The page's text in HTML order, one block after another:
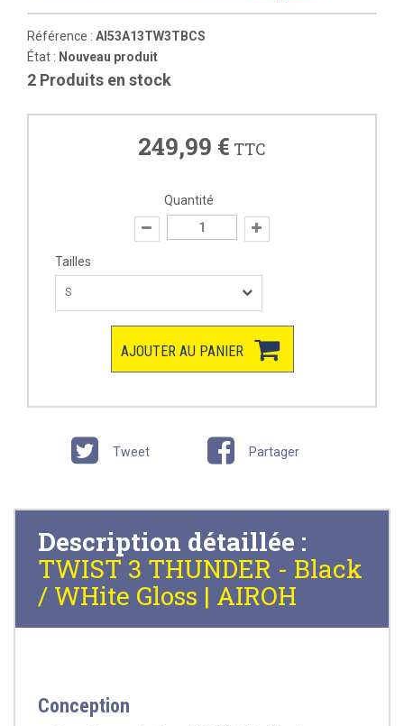
Référence : AI53A13TW3TBCS
État : Nouveau produit
2 Produits en stock
249,99 € TTC
Quantité
Tailles
S
AJOUTER AU PANIER
Tweet Partager
Description détaillée :
TWIST 3 THUNDER - Black
/ WHite Gloss | AIROH
Conception